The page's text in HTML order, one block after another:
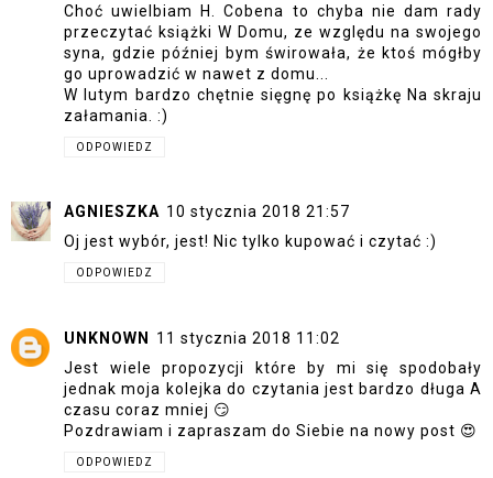
Choć uwielbiam H. Cobena to chyba nie dam rady
przeczytać książki W Domu, ze względu na swojego
syna, gdzie później bym świrowała, że ktoś mógłby
go uprowadzić w nawet z domu...
W lutym bardzo chętnie sięgnę po książkę Na skraju
załamania. :)
ODPOWIEDZ
AGNIESZKA 10 stycznia 2018 21:57
Oj jest wybór, jest! Nic tylko kupować i czytać :)
ODPOWIEDZ
UNKNOWN 11 stycznia 2018 11:02
Jest wiele propozycji które by mi się spodobały
jednak moja kolejka do czytania jest bardzo długa A
czasu coraz mniej 😏
Pozdrawiam i zapraszam do Siebie na nowy post 😍
ODPOWIEDZ